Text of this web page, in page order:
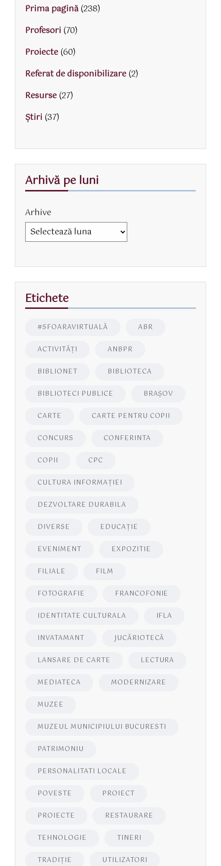
Prima pagină(238)
Profesori (70)
Proiecte(60)
Referat de disponibilizare(2)
Resurse(27)
Știri (37)
Arhivă pe luni
Arhive
Etichete
#SFOARAVIRTUALĂ ABR
ACTIVITĂŢI ANBPR
BIBLIONET BIBLIOTECA
BIBLIOTECI PUBLICE BRAŞOV
CARTE CARTE PENTRU COPII
CONCURS CONFERINTA
COPII CPC
CULTURA INFORMAŢIEI
DEZVOLTARE DURABILA
DIVERSE EDUCAŢIE
EVENIMENT EXPOZITIE
FILIALE FILM
FOTOGRAFIE FRANCOFONIE
IDENTITATE CULTURALA IFLA
INVATAMANT JUCĂRIOTECĂ
LANSARE DE CARTE LECTURA
MEDIATECA MODERNIZARE
MUZEE
MUZEUL MUNICIPIULUI BUCURESTI
PATRIMONIU
PERSONALITATI LOCALE
POVESTE PROIECT
PROIECTE RESTAURARE
TEHNOLOGIE TINERI
TRADIȚIE UTILIZATORI